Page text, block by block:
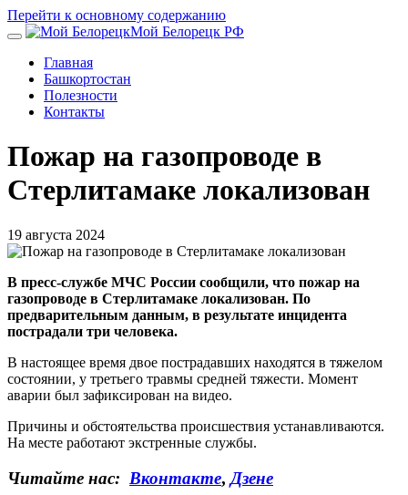
Перейти к основному содержанию
Мой Белорецк РФ
Главная
Башкортостан
Полезности
Контакты
Пожар на газопроводе в
Стерлитамаке локализован
19 августа 2024
В пресс-службе МЧС России сообщили, что пожар на
газопроводе в Стерлитамаке локализован. По
предварительным данным, в результате инцидента
пострадали три человека.
В настоящее время двое пострадавших находятся в тяжелом
состоянии, у третьего травмы средней тяжести. Момент
аварии был зафиксирован на видео.
Причины и обстоятельства происшествия устанавливаются.
На месте работают экстренные службы.
Читайте нас: Вконтакте, Дзене